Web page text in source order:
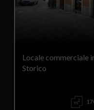
Locale commerciale
Storico